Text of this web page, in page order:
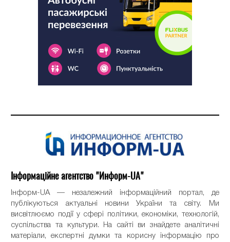
Інформаційне агентство "Информ-UA"
Інформ-UA — незалежний інформаційний портал, де
публікуються актуальні новини України та світу. Ми
висвітлюємо події у сфері політики, економіки, технологій,
суспільства та культури. На сайті ви знайдете аналітичні
матеріали, експертні думки та корисну інформацію про